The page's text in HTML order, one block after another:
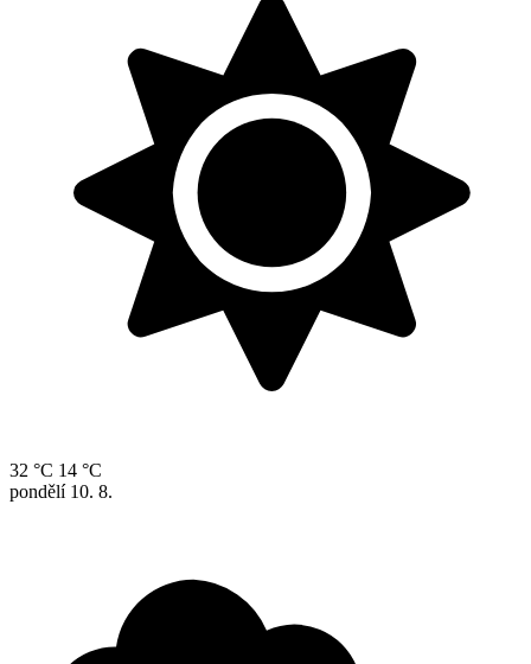
32 °C 14 °C
pondělí 10. 8.